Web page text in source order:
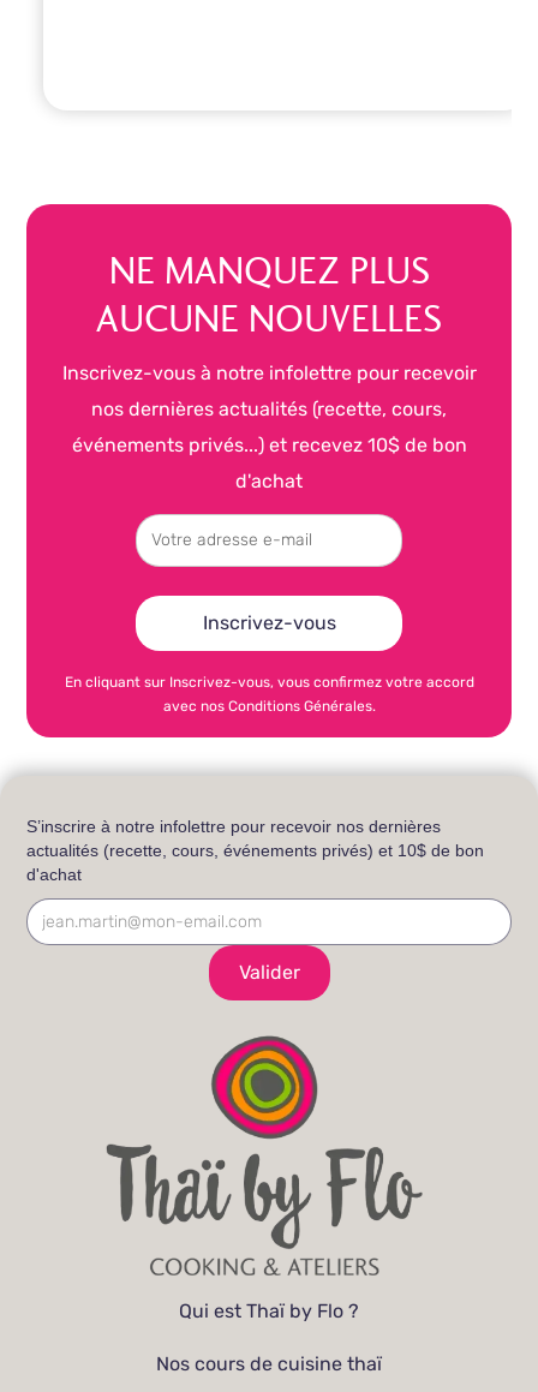
NE MANQUEZ PLUS
AUCUNE NOUVELLES
Inscrivez-vous à notre infolettre pour recevoir
nos dernières actualités (recette, cours,
événements privés...) et recevez 10$ de bon
d'achat
En cliquant sur Inscrivez-vous, vous confirmez votre accord
avec nos Conditions Générales.
S’inscrire à notre infolettre pour recevoir nos dernières
actualités (recette, cours, événements privés) et 10$ de bon
d'achat
Qui est Thaï by Flo ?
Nos cours de cuisine thaï